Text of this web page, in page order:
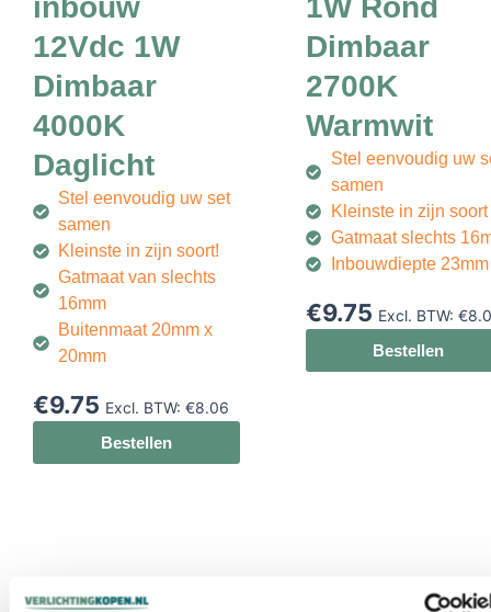
inbouw
12Vdc 1W
Dimbaar
4000K
Daglicht
Stel eenvoudig uw set
samen
Kleinste in zijn soort!
Gatmaat van slechts
16mm
Buitenmaat 20mm x
20mm
€9.75 Excl. BTW: €8.06
Bestellen
1W Rond
Dimbaar
2700K
Warmwit
Stel eenvoudig uw
samen
Kleinste in zijn soort
Gatmaat slechts
Inbouwdiepte 23mm
€9.75 Excl. BTW: €
Bestellen